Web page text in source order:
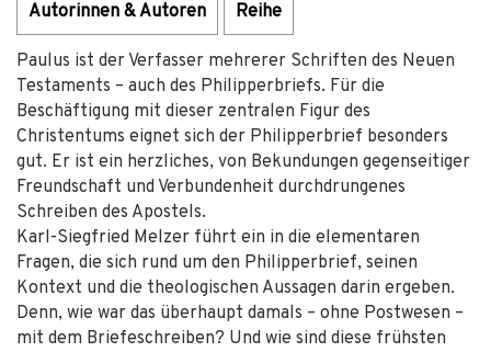
Autorinnen & Autoren Reihe
Paulus ist der Verfasser mehrerer Schriften des Neuen
Testaments – auch des Philipperbriefs. Für die
Beschäftigung mit dieser zentralen Figur des
Christentums eignet sich der Philipperbrief besonders
gut. Er ist ein herzliches, von Bekundungen gegenseitiger
Freundschaft und Verbundenheit durchdrungenes
Schreiben des Apostels.
Karl-Siegfried Melzer führt ein in die elementaren
Fragen, die sich rund um den Philipperbrief, seinen
Kontext und die theologischen Aussagen darin ergeben.
Denn, wie war das überhaupt damals – ohne Postwesen –
mit dem Briefeschreiben? Und wie sind diese frühsten